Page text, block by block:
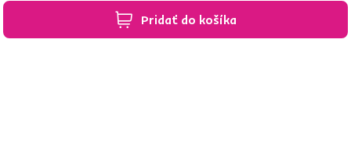
Pridať do košíka
e‑mailov tak, aby vám nič neušlo.